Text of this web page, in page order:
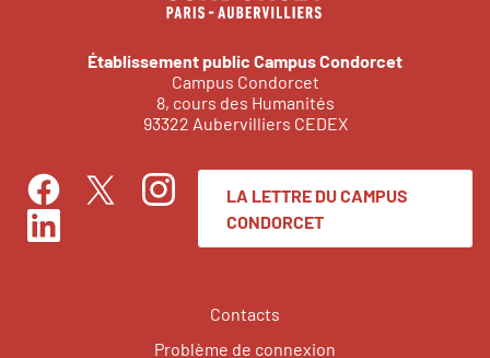
Établissement public Campus Condorcet
Campus Condorcet
8, cours des Humanités
93322 Aubervilliers CEDEX
FacebookTwitterInstagram
LinkedIn
LA LETTRE DU CAMPUS
CONDORCET
Contacts
Problème de connexion